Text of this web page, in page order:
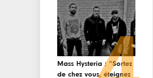
Mass Hysteria : “Sortez
de chez vous, éteignez